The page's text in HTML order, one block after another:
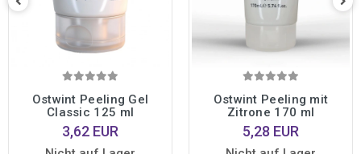
Ostwint Peeling Gel
Classic 125 ml
3,62 EUR
Ostwint Peeling mit
Zitrone 170 ml
5,28 EUR